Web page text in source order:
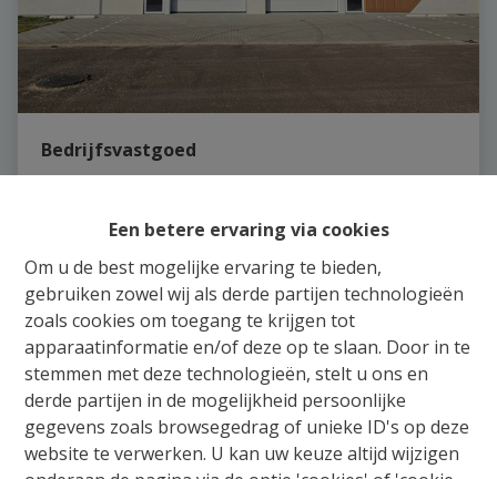
Een betere ervaring via cookies
Om u de best mogelijke ervaring te bieden,
gebruiken zowel wij als derde partijen technologieën
zoals cookies om toegang te krijgen tot
apparaatinformatie en/of deze op te slaan. Door in te
stemmen met deze technologieën, stelt u ons en
derde partijen in de mogelijkheid persoonlijke
gegevens zoals browsegedrag of unieke ID's op deze
website te verwerken. U kan uw keuze altijd wijzigen
Bedrijfsvastgoed
€ 301.950
210 m² 2